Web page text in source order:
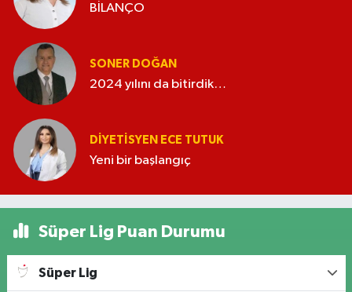
BİLANÇO
SONER DOĞAN
2024 yılını da bitirdik…
DIYETISYEN ECE TUTUK
Yeni bir başlangıç
Süper Lig Puan Durumu
Süper Lig